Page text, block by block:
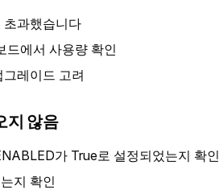
과했습니다
드에서 사용량 확인
레이드 고려
지 않음
가 True로 설정되었는지 확인
지 확인